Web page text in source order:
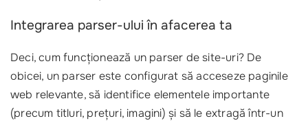
Integrarea parser-ului în afacerea ta
Deci, cum funcționează un parser de site-uri? De
obicei, un parser este configurat să acceseze paginile
web relevante, să identifice elementele importante
(precum titluri, prețuri, imagini) și să le extragă într-un